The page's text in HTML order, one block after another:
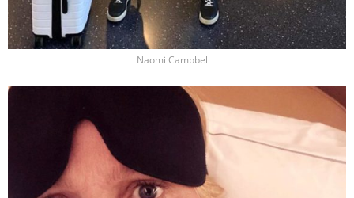
Naomi Campbell